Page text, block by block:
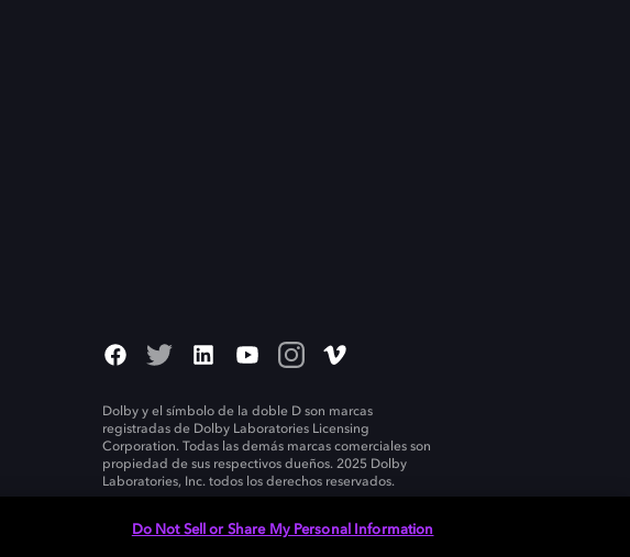
Dolby y el símbolo de la doble D son marcas
registradas de Dolby Laboratories Licensing
Corporation. Todas las demás marcas comerciales son
propiedad de sus respectivos dueños. 2025 Dolby
Laboratories, Inc. todos los derechos reservados.
Do Not Sell or Share My Personal Information